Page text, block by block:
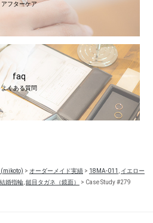
アフターケア
faq
よくある質問
> オーダーメイド実績> 18MA-011 , イエロー
結婚指輪,鎚目タガネ（鏡面） > Case Study #279